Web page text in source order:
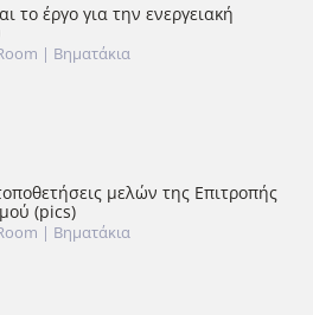
το έργο για την ενεργειακή
| Βηματάκια
μελών της Επιτροπής
(pics)
| Βηματάκια